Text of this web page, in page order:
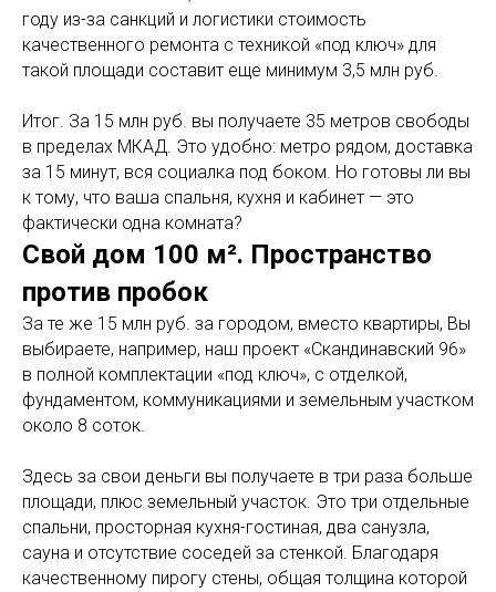
году из-за санкций и логистики стоимость
качественного ремонта с техникой «под ключ» для
такой площади составит еще минимум 3,5 млн руб.
Итог. За 15 млн руб. вы получаете 35 метров свободы
в пределах МКАД. Это удобно: метро рядом, доставка
за 15 минут, вся социалка под боком. Но готовы ли вы
к тому, что ваша спальня, кухня и кабинет — это
фактически одна комната?
Свой дом 100 м². Пространство
против пробок
За те же 15 млн руб. за городом, вместо квартиры, Вы
выбираете, например, наш проект «Скандинавский 96»
в полной комплектации «под ключ», с отделкой,
фундаментом, коммуникациями и земельным участком
около 8 соток.
Здесь за свои деньги вы получаете в три раза больше
площади, плюс земельный участок. Это три отдельные
спальни, просторная кухня-гостиная, два санузла,
сауна и отсутствие соседей за стенкой. Благодаря
качественному пирогу стены, общая толщина которой